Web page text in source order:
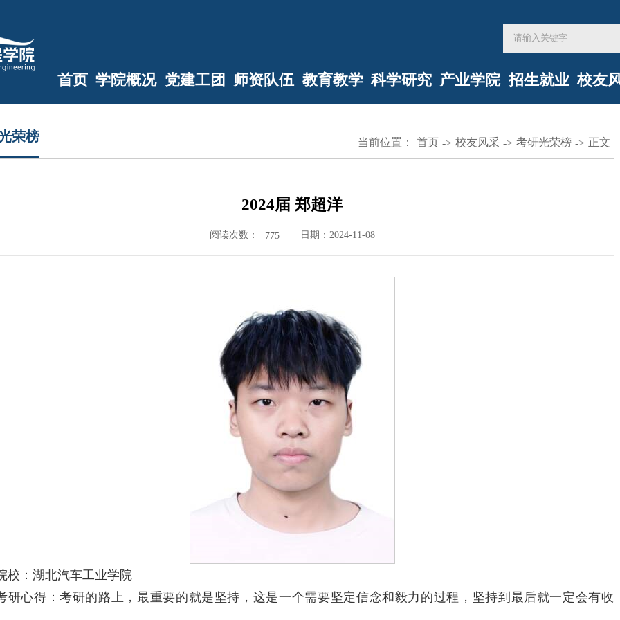
首页 学院概况 党建工团 师资队伍 教育教学 科学研究 产业学院 招生就业 校友
荣榜 当前位置： 首页 -> 校友风采 -> 考研光荣榜 -> 正文
2024届 郑超洋
阅读次数： 775 日期：2024-11-08
校：湖北汽车工业学院
研心得：考研的路上，最重要的就是坚持，这是一个需要坚定信念和毅力的过程，坚持到最后就一定会有收